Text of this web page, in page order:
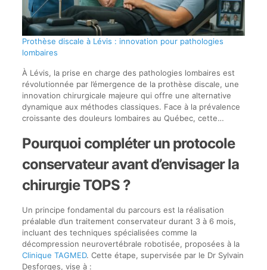
Prothèse discale à Lévis : innovation pour pathologies
lombaires
À Lévis, la prise en charge des pathologies lombaires est
révolutionnée par l’émergence de la prothèse discale, une
innovation chirurgicale majeure qui offre une alternative
dynamique aux méthodes classiques. Face à la prévalence
croissante des douleurs lombaires au Québec, cette…
Pourquoi compléter un protocole
conservateur avant d’envisager la
chirurgie TOPS ?
Un principe fondamental du parcours est la réalisation
préalable d’un traitement conservateur durant 3 à 6 mois,
incluant des techniques spécialisées comme la
décompression neurovertébrale robotisée, proposées à la
Clinique TAGMED. Cette étape, supervisée par le Dr Sylvain
Desforges, vise à :